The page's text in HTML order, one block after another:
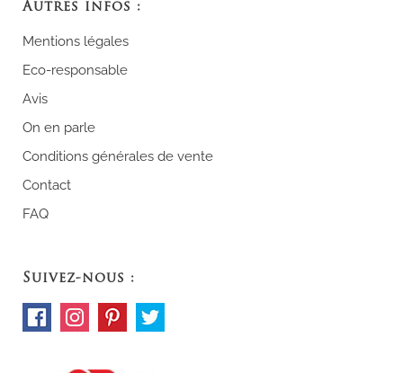
Autres infos :
Mentions légales
Eco-responsable
Avis
On en parle
Conditions générales de vente
Contact
FAQ
Suivez-nous :